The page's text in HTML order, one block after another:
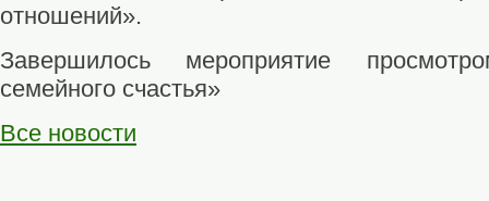
отношений».
Завершилось мероприятие
семейного счастья»
Все новости